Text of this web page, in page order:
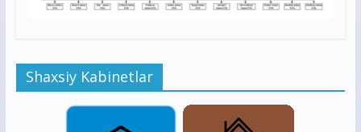
Shaxsiy Kabinetlar